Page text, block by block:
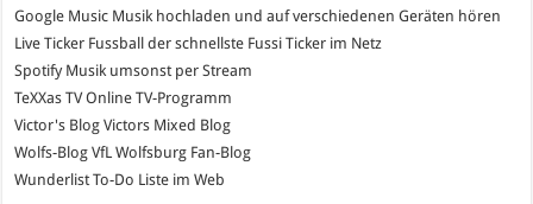
Google Music Musik hochladen und auf verschiedenen Geräten hören
Live Ticker Fussball
der schnellste Fussi Ticker im Netz
SpotifyMusik umsonst per Stream
TeXXas TVOnline TV-Programm
Victor's Blog Victors Mixed Blog
Wolfs-Blog VfL Wolfsburg Fan-Blog
WunderlistTo-Do Liste im Web